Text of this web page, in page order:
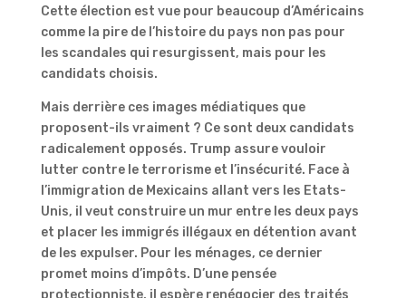
Cette élection est vue pour beaucoup d’Américains
comme la pire de l’histoire du pays non pas pour
les scandales qui resurgissent, mais pour les
candidats choisis.
Mais derrière ces images médiatiques que
proposent-ils vraiment ? Ce sont deux candidats
radicalement opposés. Trump assure vouloir
lutter contre le terrorisme et l’insécurité. Face à
l’immigration de Mexicains allant vers les Etats-
Unis, il veut construire un mur entre les deux pays
et placer les immigrés illégaux en détention avant
de les expulser. Pour les ménages, ce dernier
promet moins d’impôts. D’une pensée
protectionniste, il espère renégocier des traités